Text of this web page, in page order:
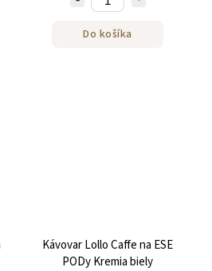
Do košíka
Kávovar Lollo Caffe na ESE
PODy Kremia biely